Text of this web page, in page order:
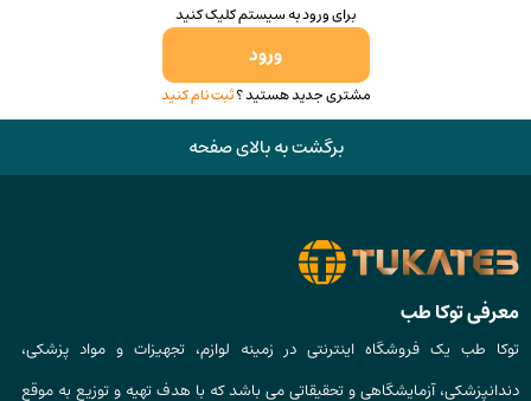
برای ورود به سیستم کلیک کنید
ورود
مشتری جدید هستید ؟ثبت نام کنید
برگشت به بالای صفحه
معرفی توکا طب
توکا طب یک فروشگاه اینترنتی در زمینه لوازم، تجهیزات و مواد پزشکی،
دندانپزشکی، آزمایشگاهی و تحقیقاتی می باشد که با هدف تهیه و توزیع به موقع